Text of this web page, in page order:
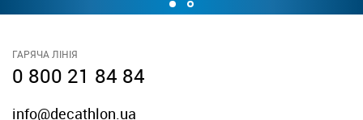
ГАРЯЧА ЛІНІЯ
0 800 21 84 84
info@decathlon.ua